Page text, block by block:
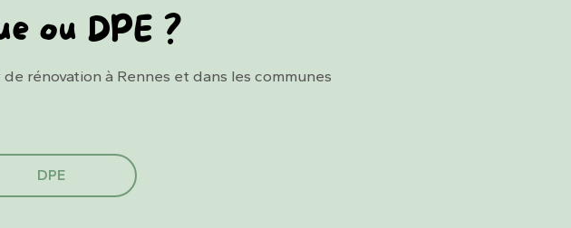
ou DPE ?
rénovation à Rennes et dans les communes
DPE